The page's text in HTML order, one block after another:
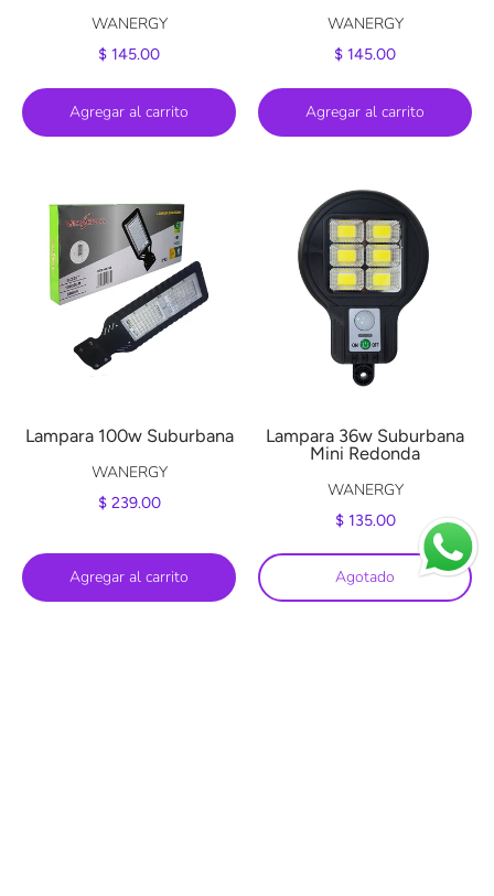
WANERGY
$ 145.00
Agregar al carrito
WANERGY
$ 145.00
Agregar al carrito
Lampara 100w Suburbana
WANERGY
$ 239.00
Agregar al carrito
Lampara 36w Suburbana
Mini Redonda
WANERGY
$ 135.00
Agotado